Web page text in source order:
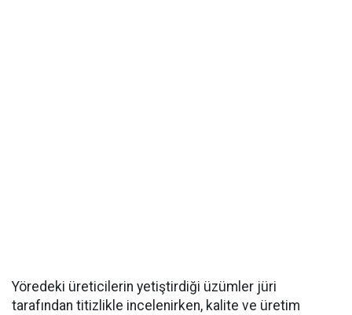
Yöredeki üreticilerin yetiştirdiği üzümler jüri
tarafından titizlikle incelenirken, kalite ve üretim